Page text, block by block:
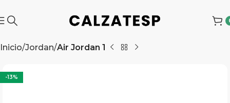
Inicio Jordan Air Jordan 1
-13%